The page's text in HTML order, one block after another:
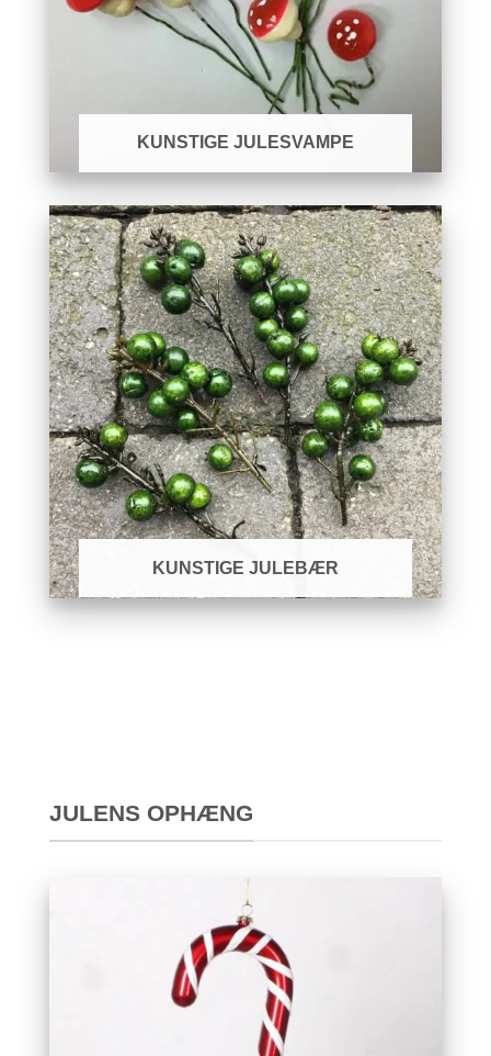
KUNSTIGE JULESVAMPE
KUNSTIGE JULEBÆR
JULENS OPHÆNG